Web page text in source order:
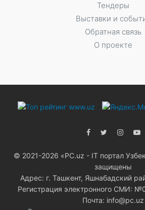
Тендеры
Выставки и
Обратная связь
О проекте
© 2021-2026 «PC.uz - IT портал
защищены
Адрес: г. Ташкент, Яшнабадский
Регистрация электронного СМИ:
Почта: info@pc.uz